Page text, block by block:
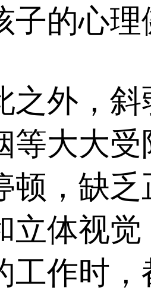
子的心
，斜
等大大
顿，缺
立体视
工作时